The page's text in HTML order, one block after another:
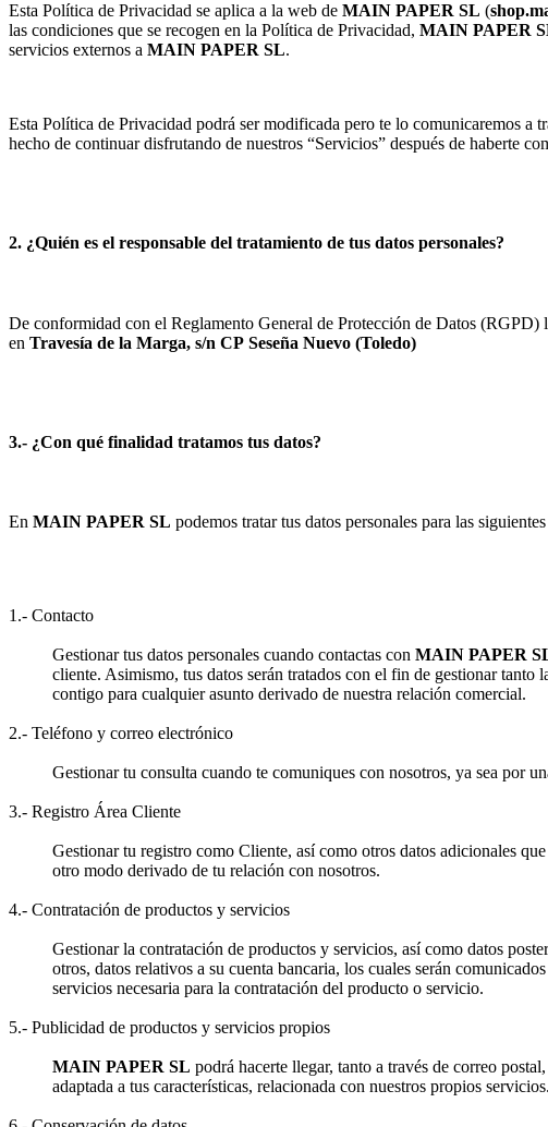
Esta Política de Privacidad se aplica a la web de MAIN PAPER SL (
las condiciones que se recogen en la Política de Privacidad, MAIN PAPER
servicios externos a MAIN PAPER SL.
Esta Política de Privacidad podrá ser modificada pero te lo comunicaremos a
hecho de continuar disfrutando de nuestros “Servicios” después de haberte
2. ¿Quién es el responsable del tratamiento de tus datos personales?
De conformidad con el Reglamento General de Protección de Datos (RGPD)
en Travesía de la Marga, s/n CP Seseña Nuevo (Toledo)
3.- ¿Con qué finalidad tratamos tus datos?
En MAIN PAPER SL podemos tratar tus datos personales para las
1.- Contacto
Gestionar tus datos personales cuando contactas con MAIN PAPER
cliente. Asimismo, tus datos serán tratados con el fin de gestionar tanto
contigo para cualquier asunto derivado de nuestra relación comercial.
2.- Teléfono y correo electrónico
Gestionar tu consulta cuando te comuniques con nosotros, ya sea por
3.- Registro Área Cliente
Gestionar tu registro como Cliente, así como otros datos adicionales
otro modo derivado de tu relación con nosotros.
4.- Contratación de productos y servicios
Gestionar la contratación de productos y servicios, así como datos
otros, datos relativos a su cuenta bancaria, los cuales serán
servicios necesaria para la contratación del producto o servicio.
5.- Publicidad de productos y servicios propios
MAIN PAPER SL podrá hacerte llegar, tanto a través de correo
adaptada a tus características, relacionada con nuestros propios servicios.